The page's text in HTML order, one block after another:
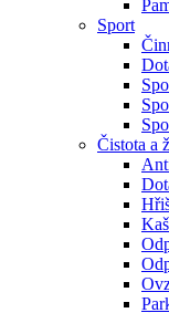
Sport
Čistota a